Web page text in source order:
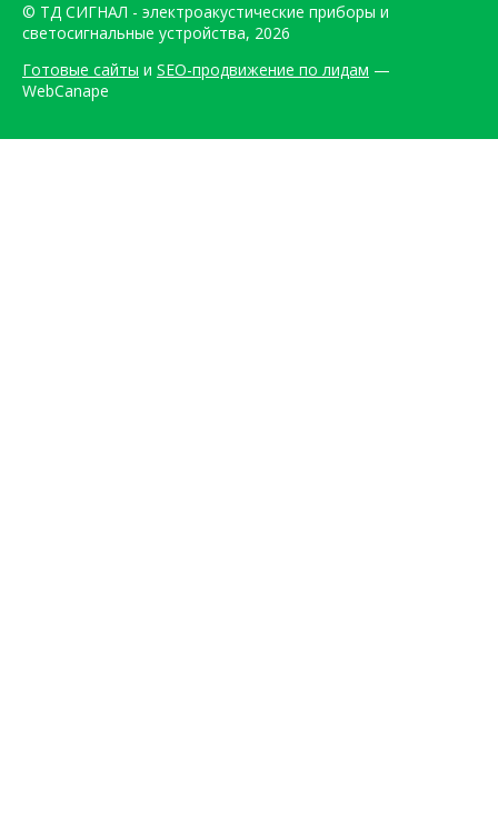
© ТД СИГНАЛ - электроакустические приборы и
светосигнальные устройства, 2026
Готовые сайты и SEO-продвижение по лидам —
WebCanape